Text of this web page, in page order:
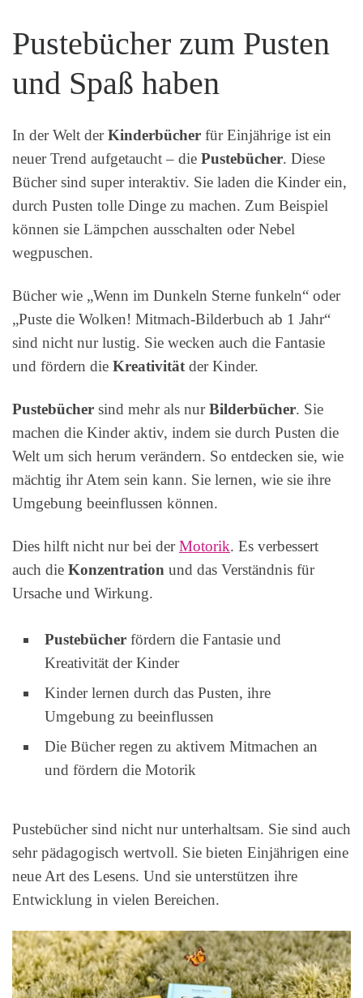
Pustebücher zum Pusten
und Spaß haben
In der Welt derKinderbücher für Einjährige ist ein
neuer Trend aufgetaucht – die Pustebücher. Diese
Bücher sind super interaktiv. Sie laden die Kinder ein,
durch Pusten tolle Dinge zu machen. Zum Beispiel
können sie Lämpchen ausschalten oder Nebel
wegpuschen.
Bücher wie „Wenn im Dunkeln Sterne funkeln“ oder
„Puste die Wolken! Mitmach-Bilderbuch ab 1 Jahr“
sind nicht nur lustig. Sie wecken auch die Fantasie
und fördern die Kreativität der Kinder.
Pustebücher sind mehr als nurBilderbücher. Sie
machen die Kinder aktiv, indem sie durch Pusten die
Welt um sich herum verändern. So entdecken sie, wie
mächtig ihr Atem sein kann. Sie lernen, wie sie ihre
Umgebung beeinflussen können.
Dies hilft nicht nur bei derMotorik. Es verbessert
auch die Konzentration und das Verständnis für
Ursache und Wirkung.
Pustebücher fördern die Fantasie und
Kreativität der Kinder
Kinder lernen durch das Pusten, ihre
Umgebung zu beeinflussen
Die Bücher regen zu aktivem Mitmachen an
und fördern die Motorik
Pustebücher sind nicht nur unterhaltsam. Sie sind auch
sehr pädagogisch wertvoll. Sie bieten Einjährigen eine
neue Art des Lesens. Und sie unterstützen ihre
Entwicklung in vielen Bereichen.